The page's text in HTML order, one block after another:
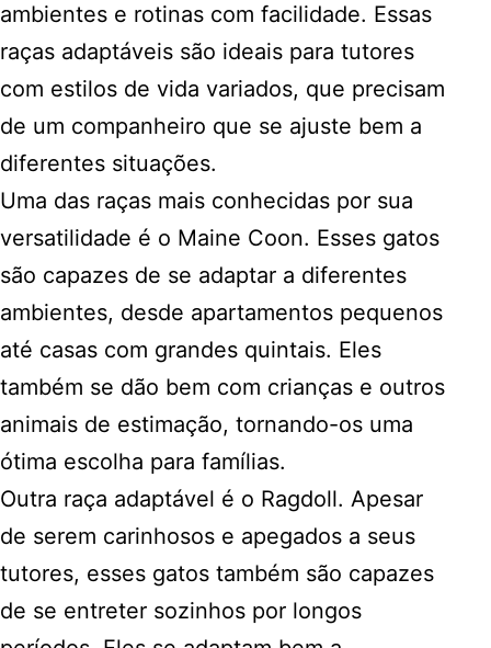
ambientes e rotinas com facilidade. Essas
raças adaptáveis são ideais para tutores
com estilos de vida variados, que precisam
de um companheiro que se ajuste bem a
diferentes situações.
Uma das raças mais conhecidas por sua
versatilidade é o Maine Coon. Esses gatos
são capazes de se adaptar a diferentes
ambientes, desde apartamentos pequenos
até casas com grandes quintais. Eles
também se dão bem com crianças e outros
animais de estimação, tornando-os uma
ótima escolha para famílias.
Outra raça adaptável é o Ragdoll. Apesar
de serem carinhosos e apegados a seus
tutores, esses gatos também são capazes
de se entreter sozinhos por longos